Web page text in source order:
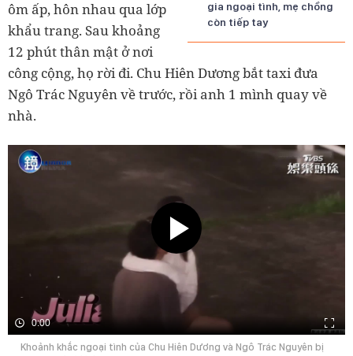
gia ngoại tình, mẹ chồng
còn tiếp tay
ôm ấp, hôn nhau qua lớp
khẩu trang. Sau khoảng
12 phút thân mật ở nơi
công cộng, họ rời đi. Chu Hiên Dương bắt taxi đưa
Ngô Trác Nguyên về trước, rồi anh 1 mình quay về
nhà.
0:00
Khoảnh khắc ngoại tình của Chu Hiên Dương và Ngô Trác Nguyên bị